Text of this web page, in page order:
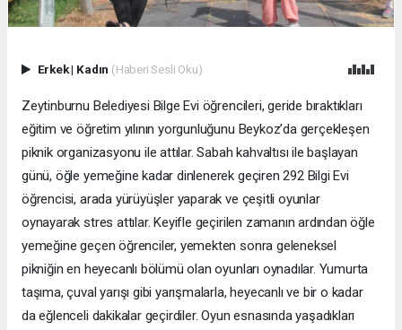
Erkek| Kadın (Haberi Sesli Oku)
Zeytinburnu Belediyesi Bilge Evi öğrencileri, geride bıraktıkları
eğitim ve öğretim yılının yorgunluğunu Beykoz’da gerçekleşen
piknik organizasyonu ile attılar. Sabah kahvaltısı ile başlayan
günü, öğle yemeğine kadar dinlenerek geçiren 292 Bilgi Evi
öğrencisi, arada yürüyüşler yaparak ve çeşitli oyunlar
oynayarak stres attılar. Keyifle geçirilen zamanın ardından öğle
yemeğine geçen öğrenciler, yemekten sonra geleneksel
pikniğin en heyecanlı bölümü olan oyunları oynadılar. Yumurta
taşıma, çuval yarışı gibi yarışmalarla, heyecanlı ve bir o kadar
da eğlenceli dakikalar geçirdiler. Oyun esnasında yaşadıkları